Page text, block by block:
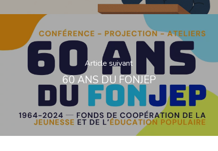
Article suivant
60 ANS DU FONJEP